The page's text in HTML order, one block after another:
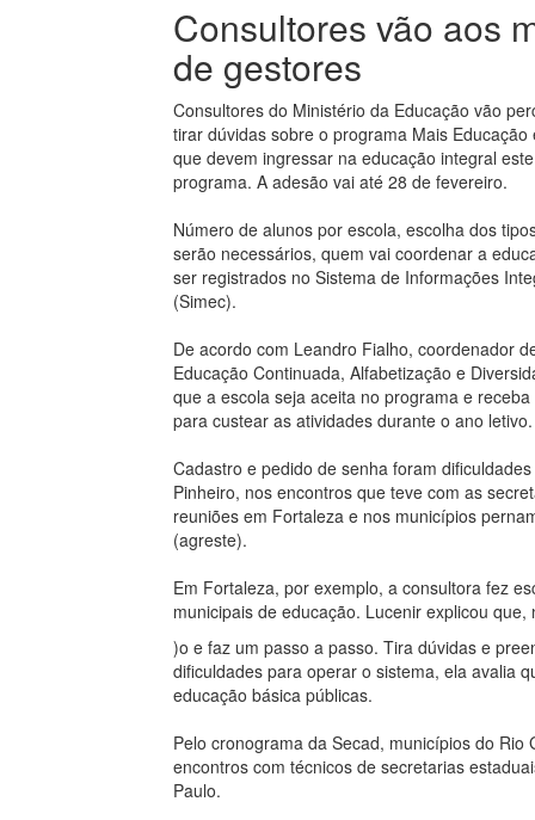
Consultores vão aos
de gestores
Consultores do Ministério da Educação vão
tirar dúvidas sobre o programa Mais
que devem ingressar na educação integral
programa. A adesão vai até 28 de fevereiro.
Número de alunos por escola, escolha dos
serão necessários, quem vai coordenar a
ser registrados no Sistema de Informações
(Simec).
De acordo com Leandro Fialho, coordenador
Educação Continuada, Alfabetização e
que a escola seja aceita no programa e
para custear as atividades durante o ano letivo.
Cadastro e pedido de senha foram
Pinheiro, nos encontros que teve com as
reuniões em Fortaleza e nos municípios
(agreste).
Em Fortaleza, por exemplo, a consultora fez
municipais de educação. Lucenir explicou
)o e faz um passo a passo. Tira dúvidas e
dificuldades para operar o sistema, ela avalia
educação básica públicas.
Pelo cronograma da Secad, municípios do
encontros com técnicos de secretarias
Paulo.